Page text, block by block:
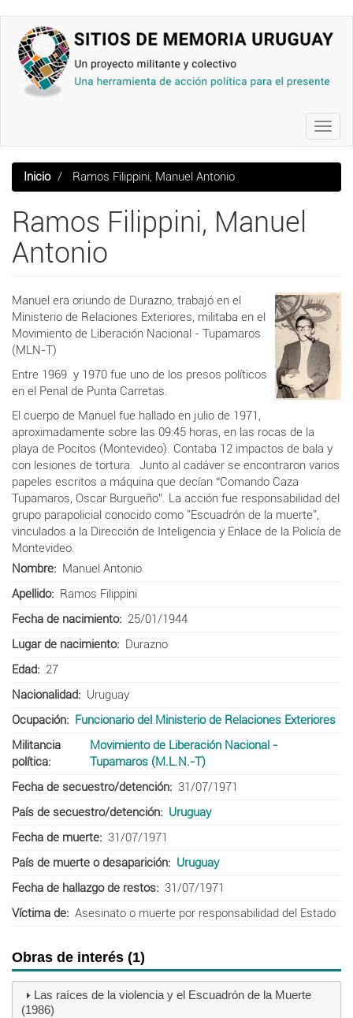
contenido
principal
Inicio Ramos Filippini, Manuel Antonio
Ramos Filippini, Manuel
Antonio
Manuel era oriundo de Durazno, trabajó en el
Ministerio de Relaciones Exteriores, militaba en el
Movimiento de Liberación Nacional - Tupamaros
(MLN-T)
Entre 1969 y 1970 fue uno de los presos políticos
en el Penal de Punta Carretas.
El cuerpo de Manuel fue hallado en julio de 1971,
aproximadamente sobre las 09:45 horas, en las rocas de la
playa de Pocitos (Montevideo). Contaba 12 impactos de bala y
con lesiones de tortura. Junto al cadáver se encontraron varios
papeles escritos a máquina que decían “Comando Caza
Tupamaros, Oscar Burgueño”. La acción fue responsabilidad del
grupo parapolicial conocido como "Escuadrón de la muerte",
vinculados a la Dirección de Inteligencia y Enlace de la Policía de
Montevideo.
Nombre
Manuel Antonio
Apellido
Ramos Filippini
Fecha de nacimiento
25/01/1944
Lugar de nacimiento
Durazno
Edad
27
Nacionalidad
Uruguay
Ocupación
Funcionario del Ministerio de Relaciones Exteriores
Militancia
política
Movimiento de Liberación Nacional -
Tupamaros (M.L.N.-T)
Fecha de secuestro/detención
31/07/1971
País de secuestro/detención
Uruguay
Fecha de muerte
31/07/1971
País de muerte o desaparición
Uruguay
Fecha de hallazgo de restos
31/07/1971
Víctima de
Asesinato o muerte por responsabilidad del Estado
Obras de interés (1)
Las raíces de la violencia y el Escuadrón de la Muerte
(1986)